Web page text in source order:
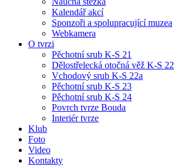
Kalendář akcí
Sponzoři a spolupracující muzea
Webkamera
O tvrzi
Pěchotní srub K-S 21
Dělostřelecká otočná věž K-S 22
Vchodový srub K-S 22a
Pěchotní srub K-S 23
Pěchotní srub K-S 24
Povrch tvrze Bouda
Interiér tvrze
Klub
Foto
Video
Kontakty